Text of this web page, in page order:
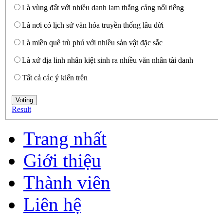
Là vùng đất với nhiều danh lam thắng cảng nổi tiếng
Là nơi có lịch sử văn hóa truyền thống lâu đời
Là miền quê trù phú với nhiều sản vật đặc sắc
Là xứ địa linh nhân kiệt sinh ra nhiều văn nhân tài danh
Tất cả các ý kiến trên
Result
Trang nhất
Giới thiệu
Thành viên
Liên hệ